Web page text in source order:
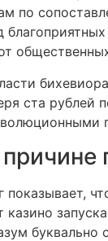
по
ста
казино
буквально